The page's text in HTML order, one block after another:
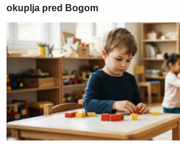
okuplja pred Bogom